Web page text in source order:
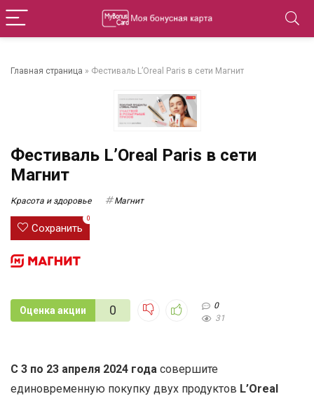
Главная страница » Фестиваль L’Oreal Paris в сети Магнит
Фестиваль L’Oreal Paris в сети
Магнит
Красота и здоровье Магнит
Сохранить
0
Оценка акции 0
0
31
С 3 по 23 апреля 2024 года совершите
единовременную покупку двух продуктов L’Oreal